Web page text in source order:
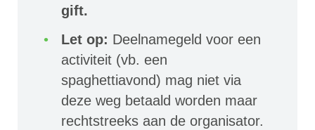
gift.
Let op: Deelnamegeld voor een
activiteit (vb. een
spaghettiavond) mag niet via
deze weg betaald worden maar
rechtstreeks aan de organisator.